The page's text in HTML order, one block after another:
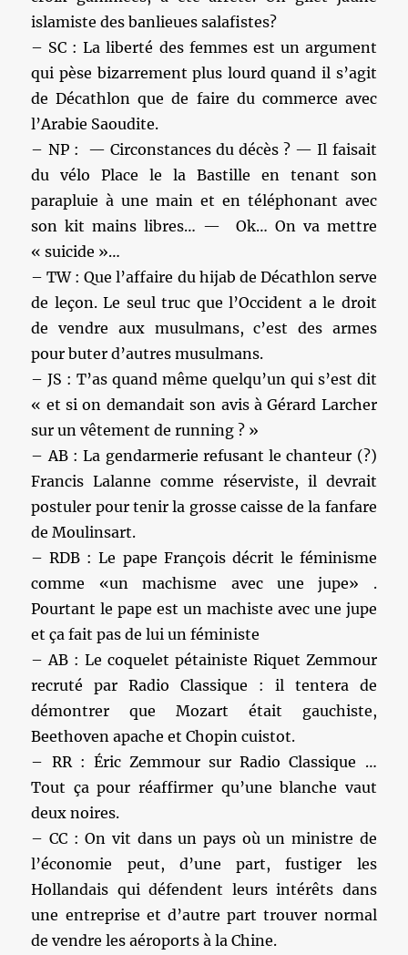
islamiste des banlieues salafistes?
– SC : La liberté des femmes est un argument
qui pèse bizarrement plus lourd quand il s’agit
de Décathlon que de faire du commerce avec
l’Arabie Saoudite.
– NP : — Circonstances du décès ? — Il faisait
du vélo Place le la Bastille en tenant son
parapluie à une main et en téléphonant avec
son kit mains libres… — Ok… On va mettre
« suicide »…
– TW : Que l’affaire du hijab de Décathlon serve
de leçon. Le seul truc que l’Occident a le droit
de vendre aux musulmans, c’est des armes
pour buter d’autres musulmans.
– JS : T’as quand même quelqu’un qui s’est dit
« et si on demandait son avis à Gérard Larcher
sur un vêtement de running ? »
– AB : La gendarmerie refusant le chanteur (?)
Francis Lalanne comme réserviste, il devrait
postuler pour tenir la grosse caisse de la fanfare
de Moulinsart.
– RDB : Le pape François décrit le féminisme
comme «un machisme avec une jupe» .
Pourtant le pape est un machiste avec une jupe
et ça fait pas de lui un féministe
– AB : Le coquelet pétainiste Riquet Zemmour
recruté par Radio Classique : il tentera de
démontrer que Mozart était gauchiste,
Beethoven apache et Chopin cuistot.
– RR : Éric Zemmour sur Radio Classique …
Tout ça pour réaffirmer qu’une blanche vaut
deux noires.
– CC : On vit dans un pays où un ministre de
l’économie peut, d’une part, fustiger les
Hollandais qui défendent leurs intérêts dans
une entreprise et d’autre part trouver normal
de vendre les aéroports à la Chine.